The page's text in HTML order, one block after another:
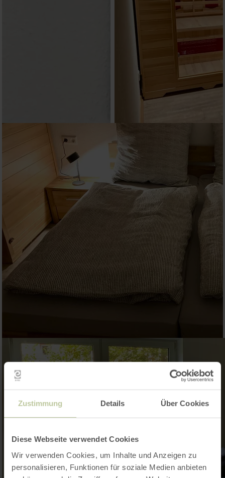
Zustimmung Details Über Cookies
Diese Webseite verwendet Cookies
Wir verwenden Cookies, um Inhalte und Anzeigen zu
personalisieren, Funktionen für soziale Medien anbieten